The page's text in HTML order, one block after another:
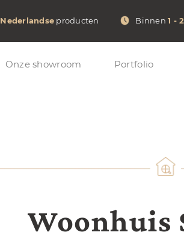
Nederlandse producten Binnen1 -
Onze showroom Portfolio
Woonhuis